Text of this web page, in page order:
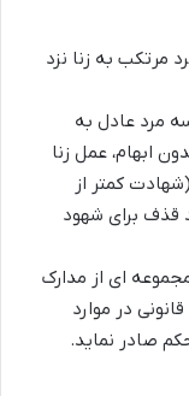
مرتکب به زنا نزد
مرد عادل به
ابهام، عمل زنا
کمتر از
قذف برای شهود
ای از مدارک
در موارد
صادر نماید.